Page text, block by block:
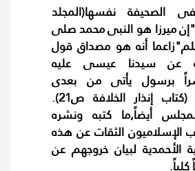
الصحيفة نفسها(المجلد
ميرزا هو النبى محمد صلى
أنه هو مصداق قول
عن سيدنا عيسى عليه
برسول يأتى من بعدى
أسمه أحمد) (كتاب إنذار الخلافة ص21).
أيضاً,ما كتبه ونشره
الإسلاميون الثقات عن هذه
الأحمدية لبيان خروجهم عن